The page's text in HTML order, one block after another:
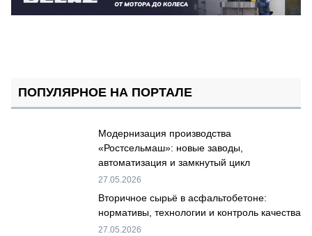
ПОПУЛЯРНОЕ НА ПОРТАЛЕ
Модернизация производства
«Ростсельмаш»: новые заводы,
автоматизация и замкнутый цикл
27.05.2026
Вторичное сырьё в асфальтобетоне:
нормативы, технологии и контроль качества
27.05.2026